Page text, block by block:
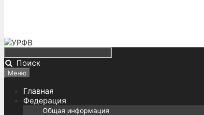
Поиск
Меню
Главная
Федерация
Общая информация